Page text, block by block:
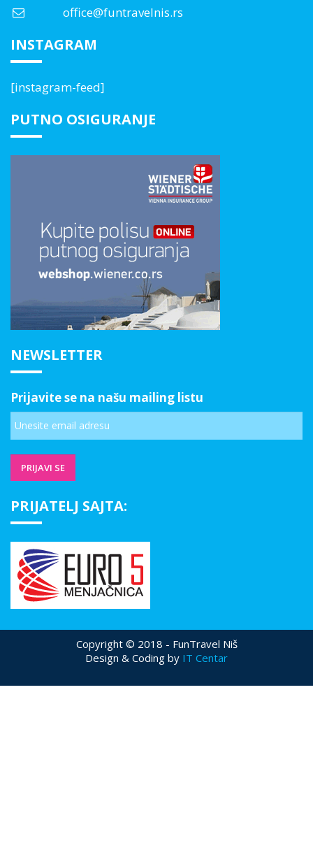
office@funtravelnis.rs
INSTAGRAM
[instagram-feed]
PUTNO OSIGURANJE
NEWSLETTER
Prijavite se na našu mailing listu
PRIJATELJ SAJTA:
Copyright © 2018 - FunTravel Niš
Design & Coding by IT Centar